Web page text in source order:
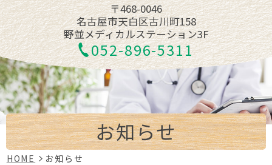
〒468-0046
名古屋市天白区古川町158
野並メディカルステーション3F
052-896-5311
お知らせ
HOME お知らせ